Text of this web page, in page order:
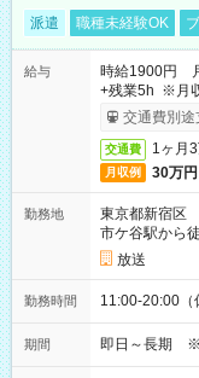
派遣 職種未経験OK
給与
時給1900円
+残業5h ※月
取りサービス
交通費別途
交通費 1ヶ月
月収例 30万円
勤務地
東京都新宿区
市ケ谷駅から
放送
勤務時間 11:00-20:00（
期間 即日～長期 ※